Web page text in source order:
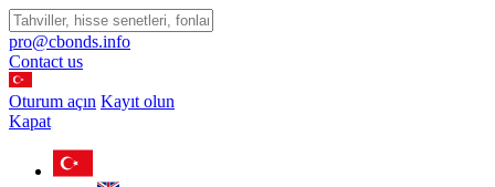
pro@cbonds.info
Contact us
Oturum açın Kayıt olun
Kapat